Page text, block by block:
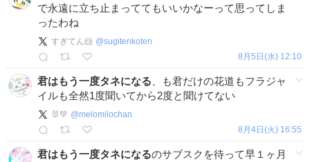
で永遠に立ち止まっててもいいかなーって思ってしま
ったわね
すぎてん🐹 @sugitenkoten
8月5日(水) 12:10
君はもう一度タネになる 、も君だけの花道もフラジャ
イルも全然1度聞いてから2度と聞けてない
🐰💚 @melomilochan
8月4日(火) 16:55
君はもう一度タネになるのサブスクを待って早１ヶ月